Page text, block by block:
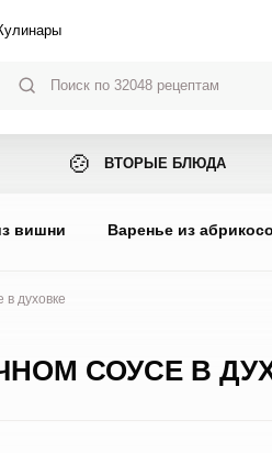
🍲 ВТОРЫЕ БЛЮДА
вишни Варенье из
духовке
СОУСЕ В